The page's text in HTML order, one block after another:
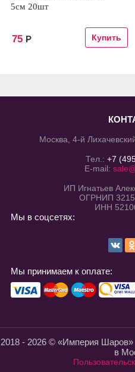
5см 20шт
75 Р
Москва, 4-й
Тел.: +7
E-mail:
ИП Игнатьев
ОГРНИП
ИНН
Мы в соцсетях:
Мы принимаем к оплате:
2018 - 2026 © «Империя Шаров»
в